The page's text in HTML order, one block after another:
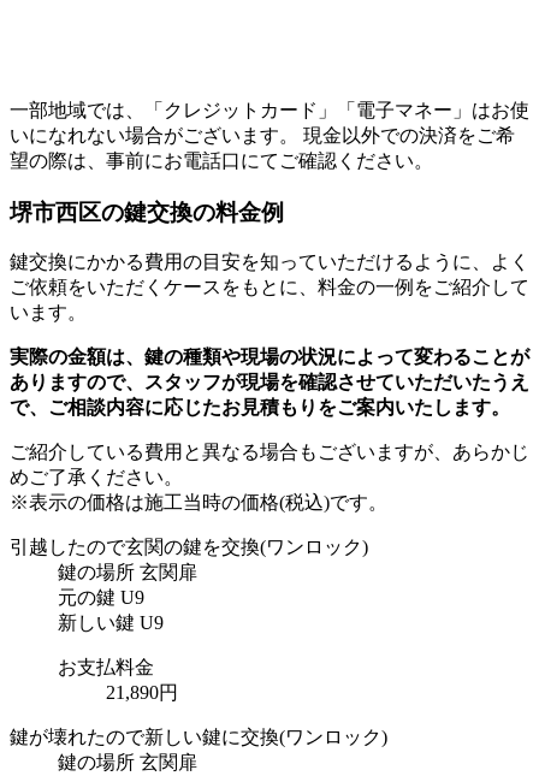
一部地域では、「クレジットカード」「電子マネー」はお使
いになれない場合がございます。 現金以外での決済をご希
望の際は、事前にお電話口にてご確認ください。
堺市西区の鍵交換の料金例
鍵交換にかかる費用の目安を知っていただけるように、よく
ご依頼をいただくケースをもとに、料金の一例をご紹介して
います。
実際の金額は、鍵の種類や現場の状況によって変わることが
ありますので、スタッフが現場を確認させていただいたうえ
で、ご相談内容に応じたお見積もりをご案内いたします。
ご紹介している費用と異なる場合もございますが、あらかじ
めご了承ください。
※表示の価格は施工当時の価格(税込)です。
引越したので玄関の鍵を交換(ワンロック)
鍵の場所 玄関扉
元の鍵 U9
新しい鍵 U9
お支払料金
21,890円
鍵が壊れたので新しい鍵に交換(ワンロック)
鍵の場所 玄関扉